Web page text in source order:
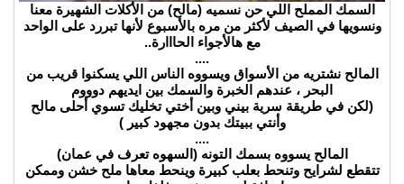
السمك المملح اللي حن نسميه (مالح) من الأكلات الشهيرة معنا
ونسويها في الصيف لأكثر من مره بالأسبوع لأنها تبررد على الواحد
مع هالأجواء الحااارة..
....
المالح نشتريه من الأسواق ويسووه الناس اللي يسكنوا قريب من
البحر ، عندهم الخبرة والسمك بين ايديهم دوووم
(لكن في طريقة سرية بيني وبين أختي تخليك تسوي أحلى مالح
وأنتي ببيتك بدون مجهود كبير )
....
المالح يسووه بسمك التونه (السهوه تعرف في عمان)
تتقطع لشرايح وتنحط بعلب كبيرة وينحط معاها ملح خشن وممكن